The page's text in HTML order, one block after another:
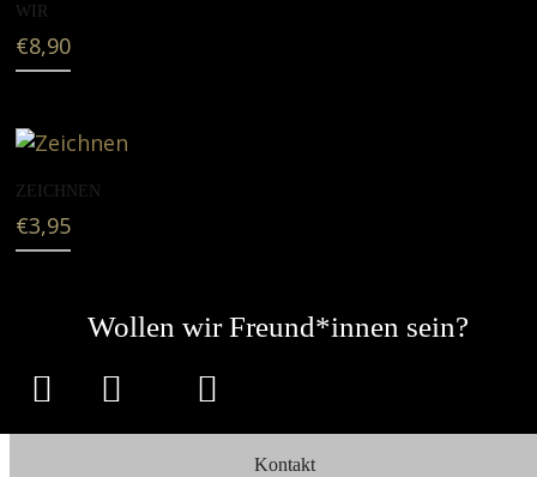
WIR
€8,90
ZEICHNEN
€3,95
Wollen wir Freund*innen sein?
Kontakt